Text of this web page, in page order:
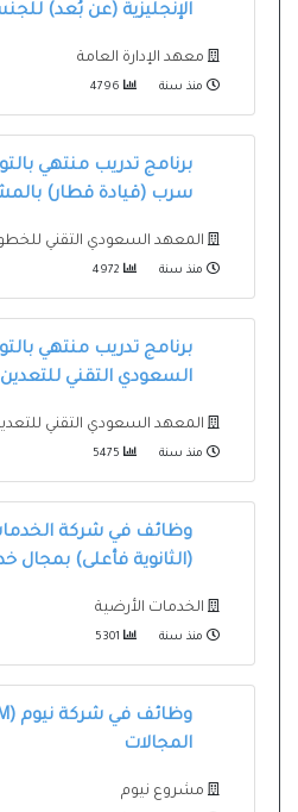
الإنجليزية (عن بُعد)
معهد الإدارة العامة
منذ سنة
برنامج تدريب منتهي
سرب (قيادة قطار)
المعهد السعودي التقني
منذ سنة
برنامج تدريب منتهي
السعودي التقني
المعهد السعودي التقني
منذ سنة
وظائف في شركة
(الثانوية فأعلى) بمجال
الخدمات الأرضية
منذ سنة
المجالات
مشروع نيوم